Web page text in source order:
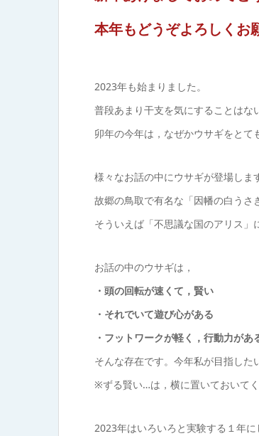
本年もどうぞよろしくお
2023年も始まりました。
普段あまり干支を気にすることはな
卯年の今年は，なぜかウサギをとて
様々なお話の中にウサギが登場しま
故郷の鳥取で有名な「因幡の白うさ
そういえば「不思議な国のアリス」
お話の中のウサギは，
・頭の回転が速くて，賢い
・それでいて遊び心がある
・フットワークが軽く，行動力があ
そんな存在です。今年私が目指した
※ずる賢い…は，横に置いておいて
2023年はいろいろと実験する１年に